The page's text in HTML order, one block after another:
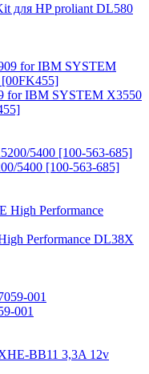
для HP proliant DL580
for IBM SYSTEM X3550
5400 [100-563-685]
Performance DL38X
001